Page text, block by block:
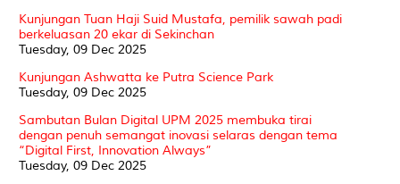
Kunjungan Tuan Haji Suid Mustafa, pemilik sawah padi
berkeluasan 20 ekar di Sekinchan
Tuesday, 09 Dec 2025
Kunjungan Ashwatta ke Putra Science Park
Tuesday, 09 Dec 2025
Sambutan Bulan Digital UPM 2025 membuka tirai
dengan penuh semangat inovasi selaras dengan tema
“Digital First, Innovation Always”
Tuesday, 09 Dec 2025